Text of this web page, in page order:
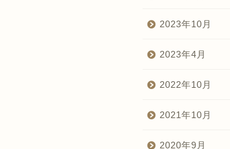
2023年10月
2023年4月
2022年10月
2021年10月
2020年9月